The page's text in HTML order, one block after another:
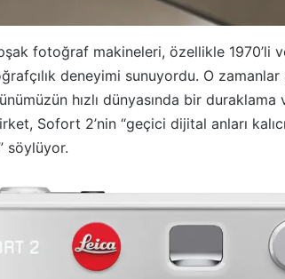
fotoğraf makineleri, özellikle 1970’li
deneyimi sunuyordu. O zamanlar
hızlı dünyasında bir duraklama
Sofort 2’nin “geçici dijital anları
söylüyor.